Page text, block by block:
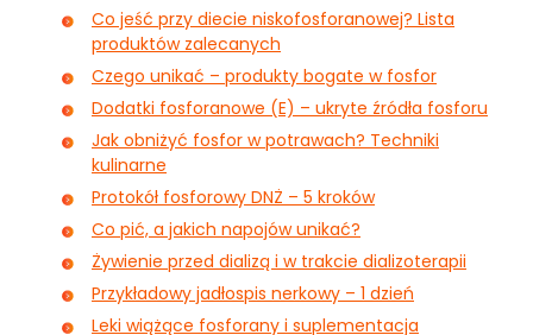
Co jeść przy diecie niskofosforanowej? Lista
produktów zalecanych
Czego unikać – produkty bogate w fosfor
Dodatki fosforanowe (E) – ukryte źródła fosforu
Jak obniżyć fosfor w potrawach? Techniki
kulinarne
Protokół fosforowy DNŻ – 5 kroków
Co pić, a jakich napojów unikać?
Żywienie przed dializą i w trakcie dializoterapii
Przykładowy jadłospis nerkowy – 1 dzień
Leki wiążące fosforany i suplementacja